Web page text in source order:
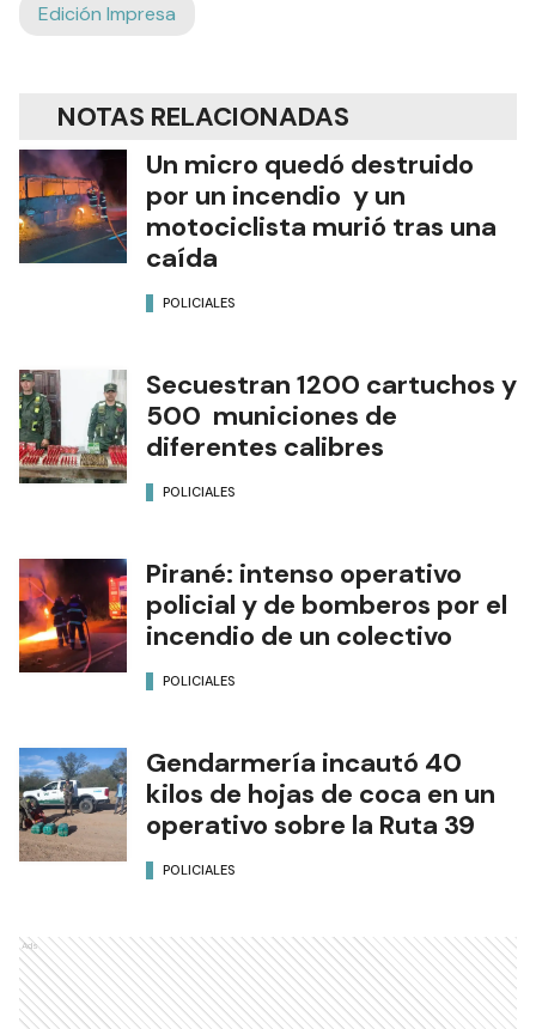
Edición Impresa
NOTAS RELACIONADAS
Un micro quedó destruido
por un incendio y un
motociclista murió tras una
caída
POLICIALES
Secuestran 1200 cartuchos y
500 municiones de
diferentes calibres
POLICIALES
Pirané: intenso operativo
policial y de bomberos por el
incendio de un colectivo
POLICIALES
Gendarmería incautó 40
kilos de hojas de coca en un
operativo sobre la Ruta 39
POLICIALES
Ads